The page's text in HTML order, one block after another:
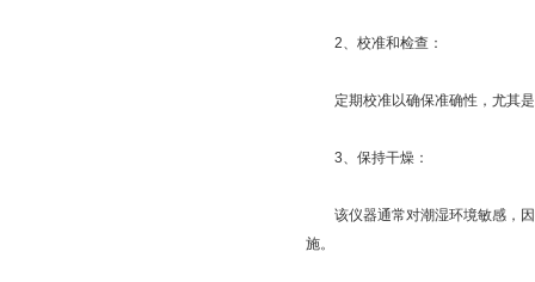
2、校准和检查：
定期校准以确保准确性，尤其是
3、保持干燥：
该仪器通常对潮湿环境敏感，因
施。